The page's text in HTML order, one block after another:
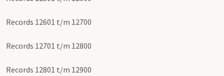
Records 12601 t/m 12700
Records 12701 t/m 12800
Records 12801 t/m 12900